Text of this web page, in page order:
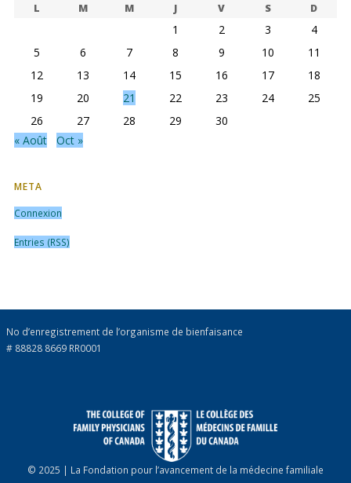
L
M M J V S D
1 2 3
4
5
6 7 8 9 10
11
12
13 14 15 16 17
18
19
20 21 22 23 24
25
26
27 28 29
30
« Août
Oct »
META
Connexion
Entries (RSS)
No d’enregistrement de l’organisme de bienfaisance
# 88828 8669 RR0001
© 2025 | La Fondation pour l’avancement de la médecine familiale